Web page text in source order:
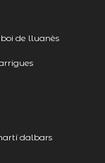
de lluanès
dalbars